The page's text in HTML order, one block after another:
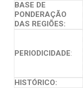
BASE DE
PONDERAÇÃO
DAS REGIÕES:
PERIODICIDADE:
HISTÓRICO: